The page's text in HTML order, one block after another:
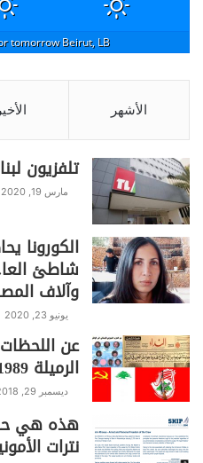
Beirut, LB
weather forecast for tomorrow ▸
الأشهر
تلفزيون
مارس 19, 2020
الكورونا
شاطئ
وآلاف
يونيو 23, 2020
عن
الرميلة 1989
ديسمبر 29, 2018
هذه هي
نترات